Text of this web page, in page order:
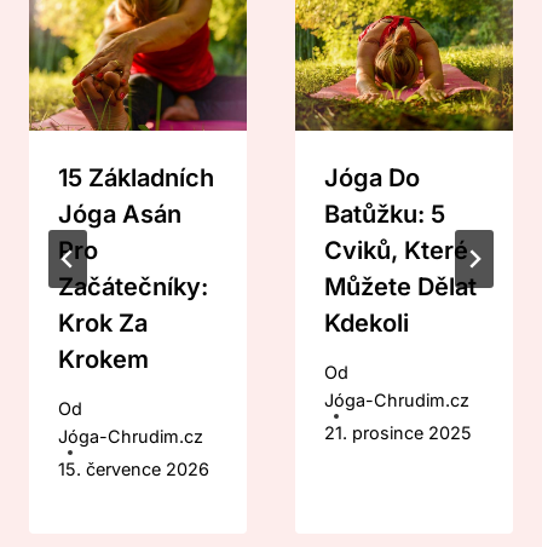
15 Základních
Jóga Asán
Pro
Začátečníky:
Krok Za
Krokem
Od
Jóga-Chrudim.cz
15. července 2026
Jóga Do
Batůžku: 5
Cviků, Které
Můžete Dělat
Kdekoli
Od
Jóga-Chrudim.cz
21. prosince 2025